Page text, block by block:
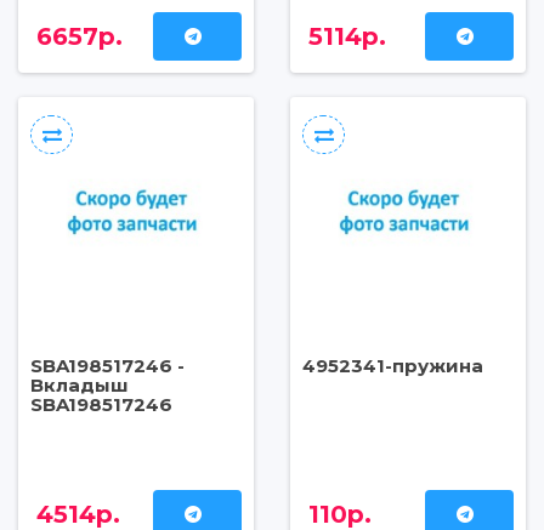
6657р. 5114р.
SBA198517246 -
Вкладыш
SBA198517246
4514р.
4952341-пружина
110р.